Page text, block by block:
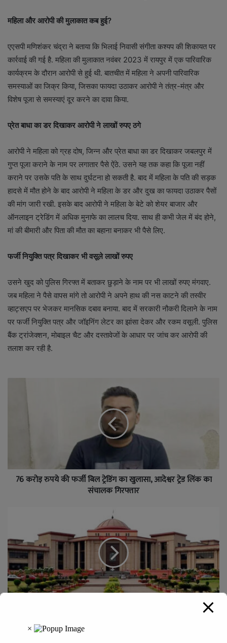
महिला और आरोपी की मुलाकात कब हुई?
एएसपी मणिशंकर चंद्रा ने बताया कि भिलाई निवासी संगीता कश्यप की शिकायत पर
कार्रवाई की गई है. महिला की मुलाकात नवंबर 2023 में रायपुर में एक पारिवारिक
कार्यक्रम के दौरान आरोपी से हुई थी. बातचीत में महिला ने अपनी पारिवारिक
समस्याओं का जिक्र किया, जिसका फायदा उठाकर आरोपी ने तंत्र-मंत्र और
विशेष पूजा से समस्याएं दूर करने का दावा किया.
प्रेत बाधा का डर दिखाकर आरोपी ने लाखों रुपए ठगे
आरोपी ने महिला को ग्रह दोष, जिन्न और प्रेत बाधा का डर दिखाकर जबलपुर में
गुप्त पूजा कराने के नाम पर लगातार पैसे ऐंठे. उसने यह तक कहा कि पूजा नहीं
कराने पर उसके पति के साथ दुर्घटना हो सकती है. बाद में महिला के पति की सड़क
हादसे में मौत होने के बाद आरोपी ने महिला के डर और दुख का फायदा उठाकर पैसों
की मांग जारी रखी. इसके बाद आरोपी ने महिला के बेटे को शेयर बाजार और
ऑनलाइन ट्रेडिंग में अधिक मुनाफे का लालच दिया. साथ ही कभी जेल में बंद होने,
मां की बीमारी और पिता की मौत का बहाना बनाकर भी पैसे लिए.
फर्जी नियुक्ति पत्र दिखाकर भी वसूले लाखों रुपए
उसने खुद को पुलिस गिरफ्त में बताकर छुड़ाने के नाम पर भी लाखों रुपए मंगवाए.
जब महिला ने पैसे वापस मांगे तो आरोपी ने अपने हाथ की नस काटने की तस्वीर
व्हाट्सएप पर भेजकर मानसिक दबाव बनाया. बाद में सरकारी नौकरी दिलाने के नाम
पर फर्जी नियुक्ति पत्र और जॉइनिंग लेटर का झांसा देकर और रकम वसूली. पुलिस
बैंक ट्रांजेक्शन, मोबाइल चैट और दस्तावेजों के आधार पर जांच कर आरोपी की
तलाश कर रही है.
76 करोड़ रुपये की फर्जी बिल ट्रेडिंग का खुलासा, आदेश्वर ट्रेड लिंक का
संचालक गिरफ्तार
हाईकोर्ट का बड़ा फैसला : व्याख्याता को बीईओ का प्रभार देना नियमों के